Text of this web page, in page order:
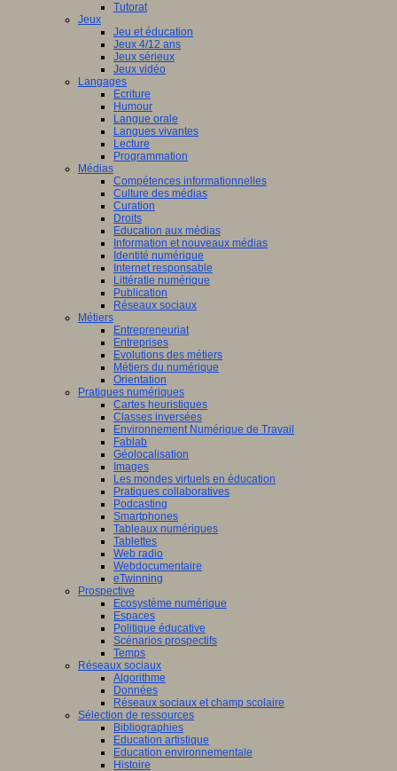
Tutorat
Jeux
Jeu et éducation
Jeux 4/12 ans
Jeux sérieux
Jeux vidéo
Langages
Ecriture
Humour
Langue orale
Langues vivantes
Lecture
Programmation
Médias
Compétences informationnelles
Culture des médias
Curation
Droits
Education aux médias
Information et nouveaux médias
Identité numérique
Internet responsable
Littératie numérique
Publication
Réseaux sociaux
Métiers
Entrepreneuriat
Entreprises
Evolutions des métiers
Métiers du numérique
Orientation
Pratiques numériques
Cartes heuristiques
Classes inversées
Environnement Numérique de Travail
Fablab
Géolocalisation
Images
Les mondes virtuels en éducation
Pratiques collaboratives
Podcasting
Smartphones
Tableaux numériques
Tablettes
Web radio
Webdocumentaire
eTwinning
Prospective
Ecosystème numérique
Espaces
Politique éducative
Scénarios prospectifs
Temps
Réseaux sociaux
Algorithme
Données
Réseaux sociaux et champ scolaire
Sélection de ressources
Bibliographies
Education artistique
Education environnementale
Histoire